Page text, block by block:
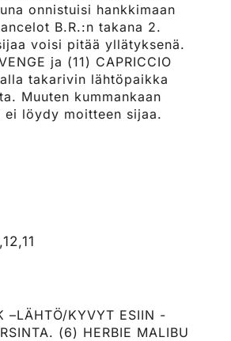
onnistuisi hankkimaan
B.R.:n takana 2.
voisi pitää yllätyksenä.
ja (11) CAPRICCIO
takarivin lähtöpaikka
Muuten kummankaan
ei löydy moitteen sijaa.
–LÄHTÖ/KYVYT ESIIN -
(6) HERBIE MALIBU